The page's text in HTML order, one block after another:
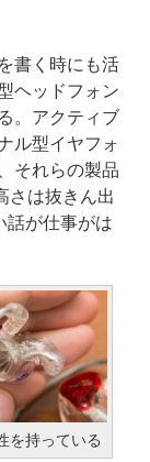
書く時にも活
ヘッドフォン
。アクティブ
ル型イヤフォ
それらの製品
さは抜きん出
話が仕事がは
を持っている